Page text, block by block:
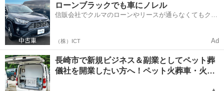
ローンブラックでも車にノレル
信販会社でクルマのローンやリースが通らなくてもクル
（株）ICT Ad
長崎市で新規ビジネス＆副業としてペット葬
儀社を開業したい方へ！ペット火葬車・火…